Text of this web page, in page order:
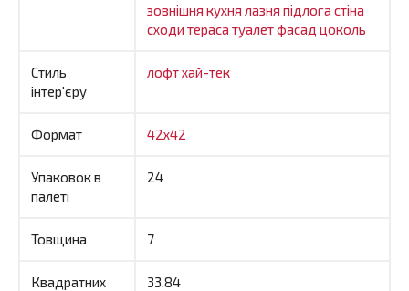
зовнішня кухня лазня підлога стіна
сходи тераса туалетфасад цоколь
Стиль
інтер'єру
лофтхай-тек
Формат 42x42
Упаковок в
палеті
24
Товщина 7
Квадратних
33.84